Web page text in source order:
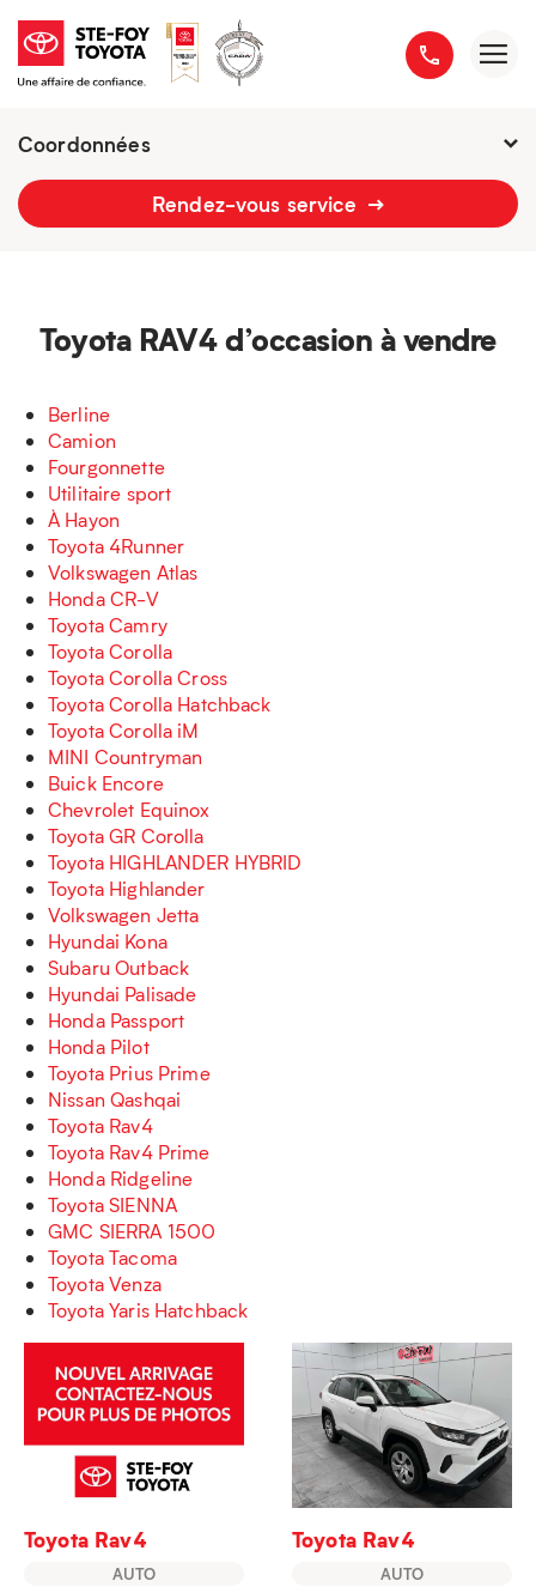
Coordonnées
Fermé : samedi-
Rendez-vous service
Toyota RAV4 d’occasion à vendre
Berline
Camion
Fourgonnette
Utilitaire sport
À Hayon
Toyota 4Runner
Volkswagen Atlas
Honda CR-V
Toyota Camry
Toyota Corolla
Toyota Corolla Cross
Toyota Corolla Hatchback
Toyota Corolla iM
MINI Countryman
Buick Encore
Chevrolet Equinox
Toyota GR Corolla
Toyota HIGHLANDER HYBRID
Toyota Highlander
Volkswagen Jetta
Hyundai Kona
Subaru Outback
Hyundai Palisade
Honda Passport
Honda Pilot
Toyota Prius Prime
Nissan Qashqai
Toyota Rav4
Toyota Rav4 Prime
Honda Ridgeline
Toyota SIENNA
GMC SIERRA 1500
Toyota Tacoma
Toyota Venza
Toyota Yaris Hatchback
Toyota Rav4
AUTO
Toyota Rav4
AUTO